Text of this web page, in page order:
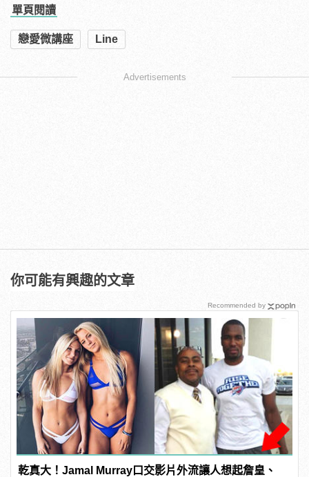
單頁閱讀
戀愛微講座 Line
Advertisements
你可能有興趣的文章
乾真大！Jamal Murray口交影片外流讓人想起詹皇、
Recommended by